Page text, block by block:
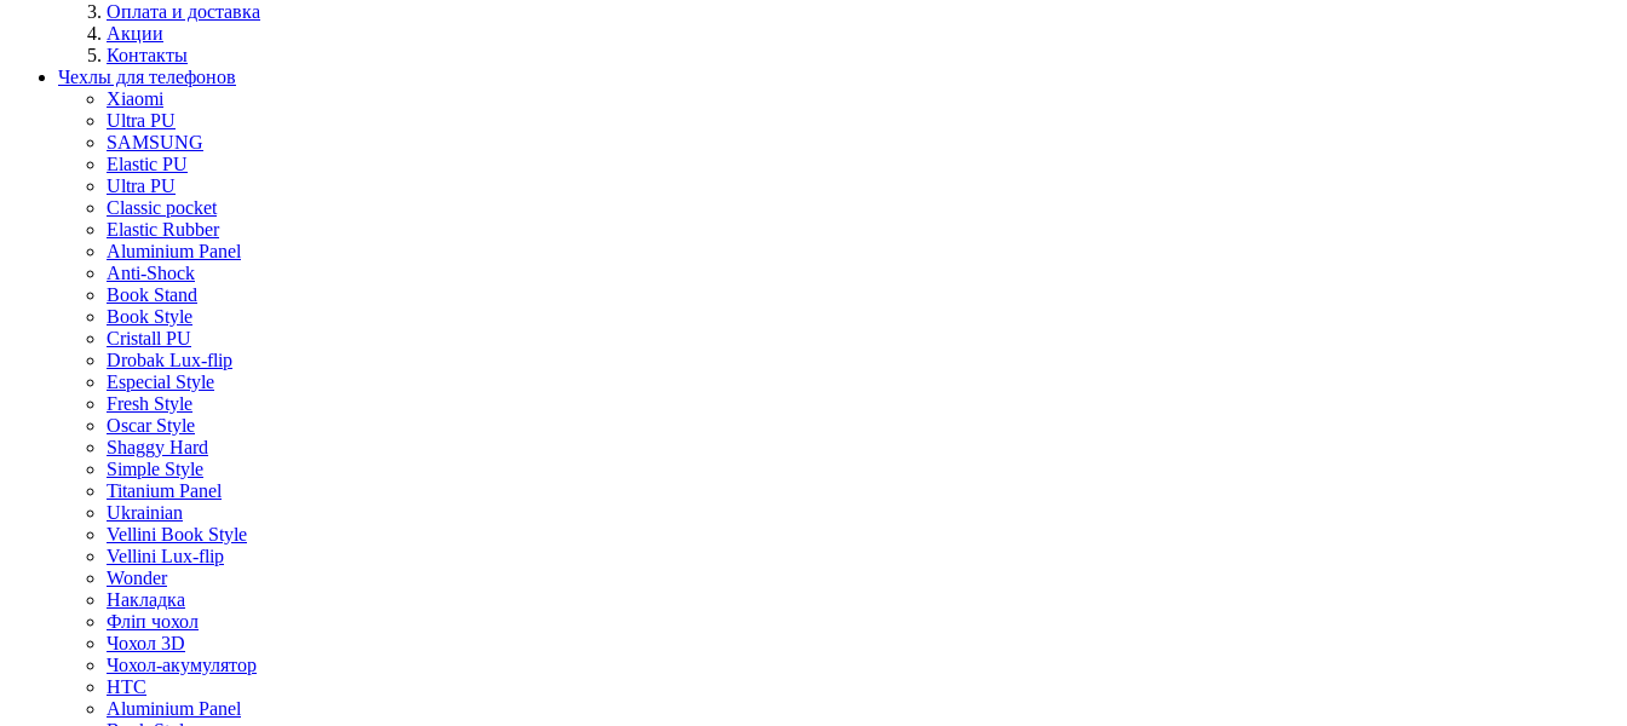
Оплата и доставка
Акции
Контакты
Чехлы для телефонов
Xiaomi
Ultra PU
SAMSUNG
Elastic PU
Ultra PU
Classic pocket
Elastic Rubber
Aluminium Panel
Anti-Shock
Book Stand
Book Style
Cristall PU
Drobak Lux-flip
Especial Style
Fresh Style
Oscar Style
Shaggy Hard
Simple Style
Titanium Panel
Ukrainian
Vellini Book Style
Vellini Lux-flip
Wonder
Накладка
Фліп чохол
Чохол 3D
Чохол-акумулятор
HTC
Aluminium Panel